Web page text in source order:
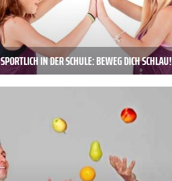
SPORTLICH IN DER SCHULE: BEWEG DICH SCHLAU!